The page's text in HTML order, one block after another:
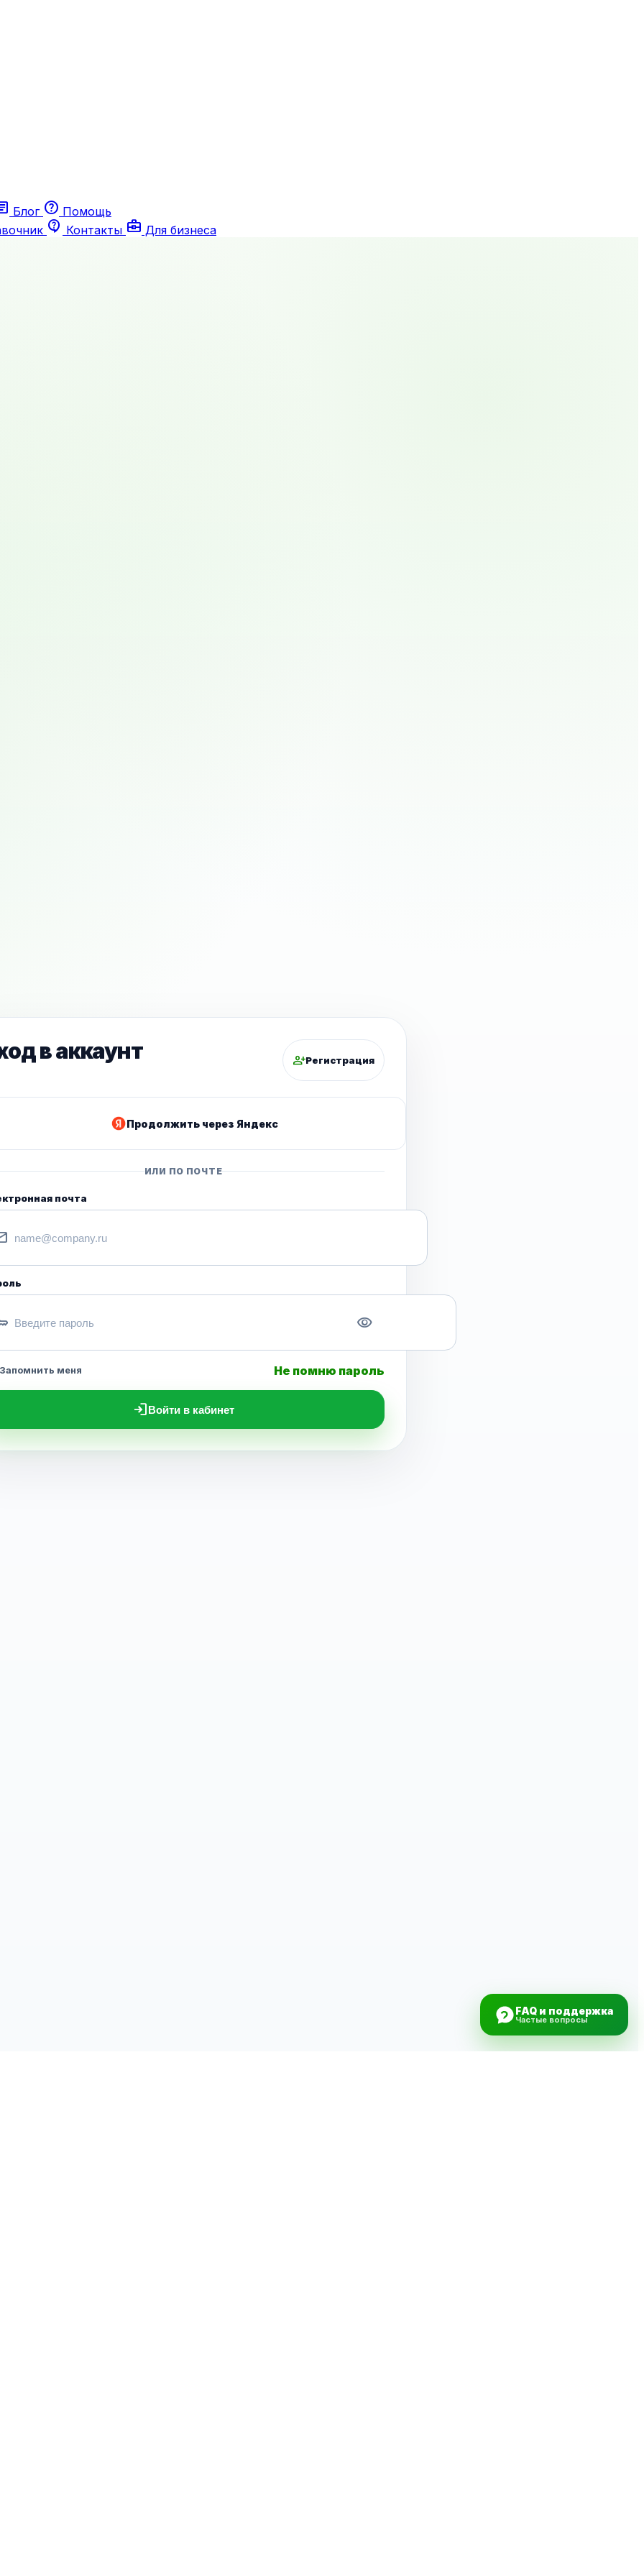
Блог help Помощь
contact_support Контакты business_center Для бизнеса
FAQ и поддержка
Частые вопросы
в аккаунт person_addРегистрация
Продолжить через Яндекс
ИЛИ ПО ПОЧТЕ
почта
visibility
Запомнить меня Не помню пароль
loginВойти в кабинет